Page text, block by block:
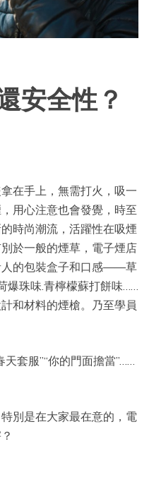
安全性？
在手上，無需打火，吸一
用心注意也會發覺，時至
時尚潮流，活躍性在吸煙
於一般的煙草，電子煙店
人的包裝盒子和口感——草
爆珠味.青檸檬蘇打餅味……
和材料的煙槍。乃至學員
套服”“你的門面擔當”……
別是在大家最在意的，電